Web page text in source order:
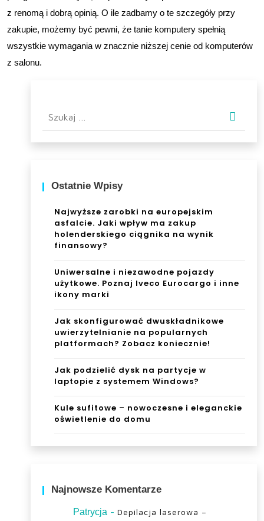
z renomą i dobrą opinią. O ile zadbamy o te szczegóły przy
zakupie, możemy być pewni, że tanie komputery spełnią
wszystkie wymagania w znacznie niższej cenie od komputerów
z salonu.
Ostatnie Wpisy
Najwyższe zarobki na europejskim
asfalcie. Jaki wpływ ma zakup
holenderskiego ciągnika na wynik
finansowy?
Uniwersalne i niezawodne pojazdy
użytkowe. Poznaj Iveco Eurocargo i inne
ikony marki
Jak skonfigurować dwuskładnikowe
uwierzytelnianie na popularnych
platformach? Zobacz koniecznie!
Jak podzielić dysk na partycje w
laptopie z systemem Windows?
Kule sufitowe – nowoczesne i eleganckie
oświetlenie do domu
Najnowsze Komentarze
Patrycja - Depilacja laserowa –